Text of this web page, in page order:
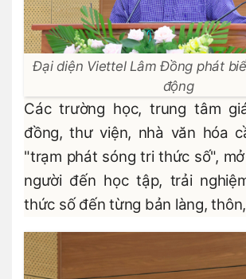
Đại diện Viettel Lâm Đồng phát
động
Các trường học, trung tâm
đồng, thư viện, nhà văn hóa
"trạm phát sóng tri thức số",
người đến học tập, trải
thức số đến từng bản làng,